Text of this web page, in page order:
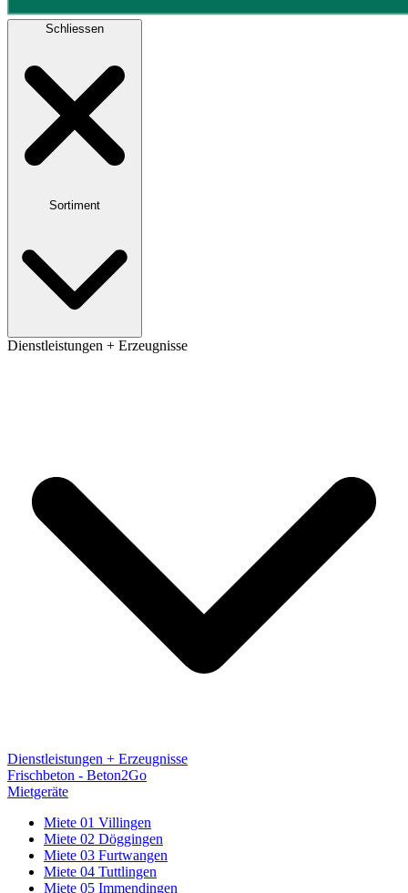
Schliessen
Sortiment
Dienstleistungen + Erzeugnisse
Dienstleistungen + Erzeugnisse
Frischbeton - Beton2Go
Mietgeräte
Miete 01 Villingen
Miete 02 Döggingen
Miete 03 Furtwangen
Miete 04 Tuttlingen
Miete 05 Immendingen